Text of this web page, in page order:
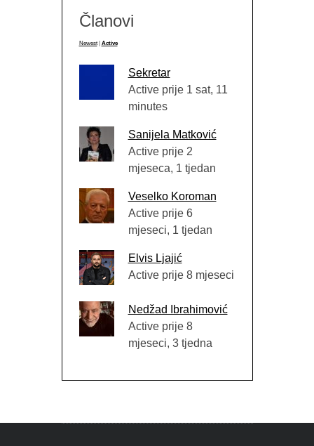
Članovi
Newest Active
Sekretar
Active prije 1 sat, 11
minutes
Sanijela Matković
Active prije 2
mjeseca, 1 tjedan
Veselko Koroman
Active prije 6
mjeseci, 1 tjedan
Elvis Ljajić
Active prije 8 mjeseci
Nedžad Ibrahimović
Active prije 8
mjeseci, 3 tjedna